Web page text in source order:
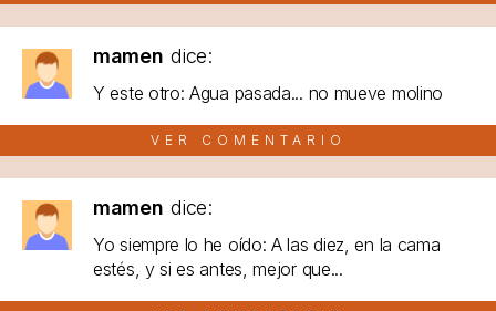
mamen dice:
Y este otro: Agua pasada... no mueve molino
VER COMENTARIO
mamen dice:
Yo siempre lo he oído: A las diez, en la cama
estés, y si es antes, mejor que...